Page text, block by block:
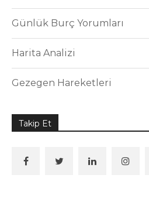
Günlük Burç Yorumları
Harita Analizi
Gezegen Hareketleri
Takip Et